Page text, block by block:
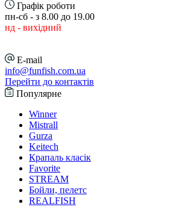
Графік роботи
пн-сб - з 8.00 до 19.00
нд - вихідний
E-mail
info@funfish.com.ua
Перейти до контактів
Популярне
Winner
Mistrall
Gurza
Keitech
Крапаль класік
Favorite
STREAM
Бойли, пелетс
REALFISH